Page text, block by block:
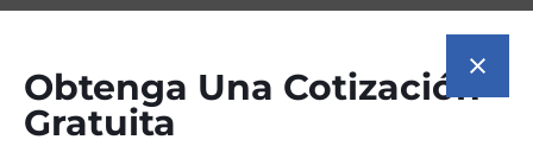
Obtenga Una Cotización
Gratuita